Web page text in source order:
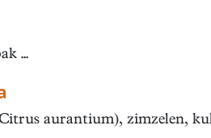
...
aurantium), zimzelen,